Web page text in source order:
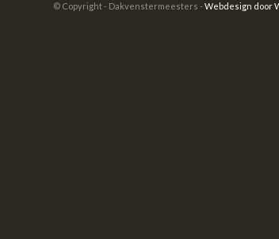
© Copyright - Dakvenstermeesters - Webdesign door